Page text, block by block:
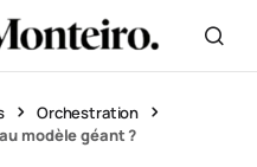
Orchestration
modèle géant ?